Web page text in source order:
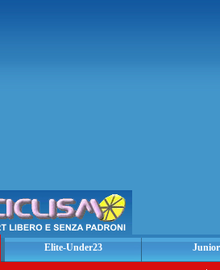
Elite-Under23